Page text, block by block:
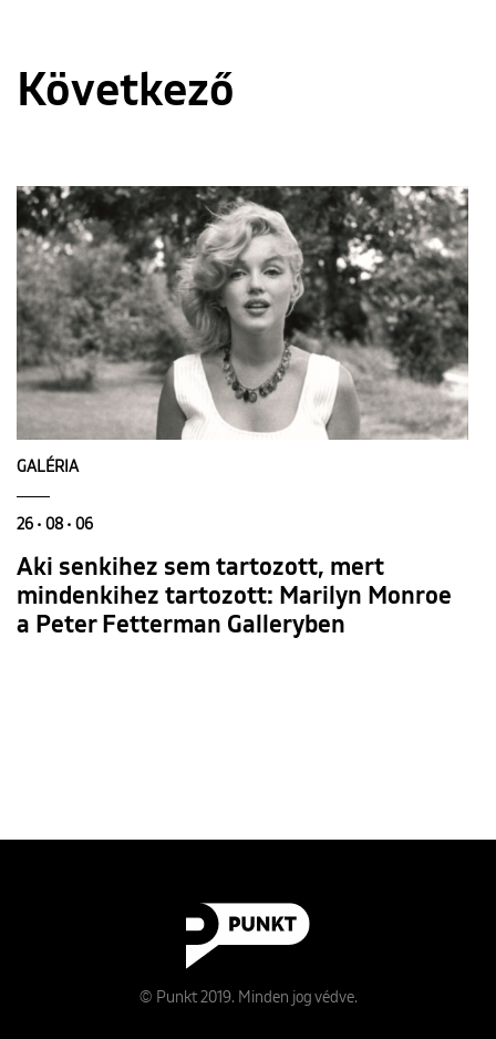
Következő
GALÉRIA
26 • 08 • 06
Aki senkihez sem tartozott, mert
mindenkihez tartozott: Marilyn Monroe
a Peter Fetterman Galleryben
© Punkt 2019. Minden jog védve.